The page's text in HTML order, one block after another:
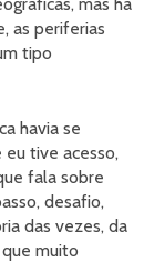
as periferias
tipo
havia se
eu tive acesso,
fala sobre
desafio,
das vezes, da
muito